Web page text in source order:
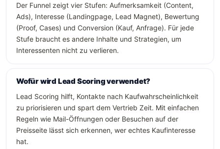
Der Funnel zeigt vier Stufen: Aufmerksamkeit (Content,
Ads), Interesse (Landingpage, Lead Magnet), Bewertung
(Proof, Cases) und Conversion (Kauf, Anfrage). Für jede
Stufe braucht es andere Inhalte und Strategien, um
Interessenten nicht zu verlieren.
Wofür wird Lead Scoring verwendet?
Lead Scoring hilft, Kontakte nach Kaufwahrscheinlichkeit
zu priorisieren und spart dem Vertrieb Zeit. Mit einfachen
Regeln wie Mail-Öffnungen oder Besuchen auf der
Preisseite lässt sich erkennen, wer echtes Kaufinteresse
hat.